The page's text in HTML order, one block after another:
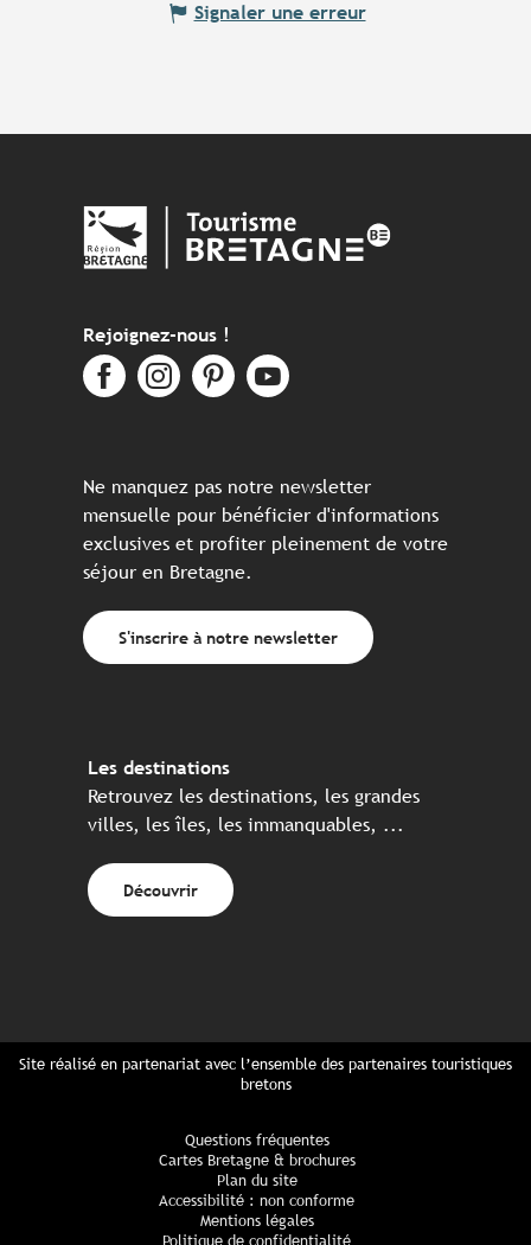
Signaler une erreur
Rejoignez-nous !
Ne manquez pas notre newsletter
mensuelle pour bénéficier d'informations
exclusives et profiter pleinement de votre
séjour en Bretagne.
S'inscrire à notre newsletter
Les destinations
Retrouvez les destinations, les grandes
villes, les îles, les immanquables, ...
Découvrir
Site réalisé en partenariat avec l’ensemble des partenaires touristiques
bretons
Questions fréquentes
Cartes Bretagne & brochures
Plan du site
Accessibilité : non conforme
Mentions légales
Politique de confidentialité